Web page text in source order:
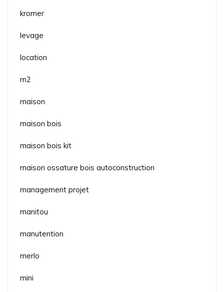
kromer
levage
location
m2
maison
maison bois
maison bois kit
maison ossature bois autoconstruction
management projet
manitou
manutention
merlo
mini